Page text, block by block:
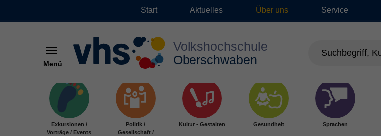
Zum Hauptinhalt springen
Start Aktuelles Über uns Service
Menü
Exkursionen /
Vorträge / Events
Politik /
Gesellschaft /
Kultur - Gestalten Gesundheit Sprachen